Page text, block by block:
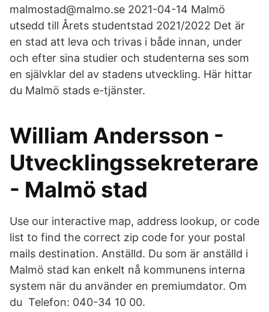
malmostad@malmo.se 2021-04-14 Malmö
utsedd till Årets studentstad 2021/2022 Det är
en stad att leva och trivas i både innan, under
och efter sina studier och studenterna ses som
en självklar del av stadens utveckling. Här hittar
du Malmö stads e-tjänster.
William Andersson -
Utvecklingssekreterare
- Malmö stad
Use our interactive map, address lookup, or code
list to find the correct zip code for your postal
mails destination. Anställd. Du som är anställd i
Malmö stad kan enkelt nå kommunens interna
system när du använder en premiumdator. Om
du Telefon: 040-34 10 00.